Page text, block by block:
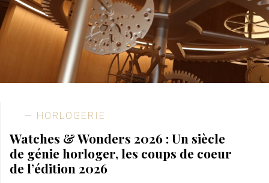
HORLOGERIE
Watches & Wonders 2026 : Un siècle
de génie horloger, les coups de coeur
de l’édition 2026